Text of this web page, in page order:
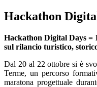
Hackathon
Hackathon Digital Days =
sul rilancio turistico,
Dal 20 al 22 ottobre si è
Terme, un percorso
maratona progettuale